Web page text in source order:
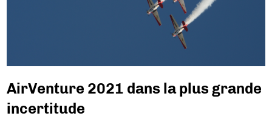
AirVenture 2021 dans la plus grande
incertitude